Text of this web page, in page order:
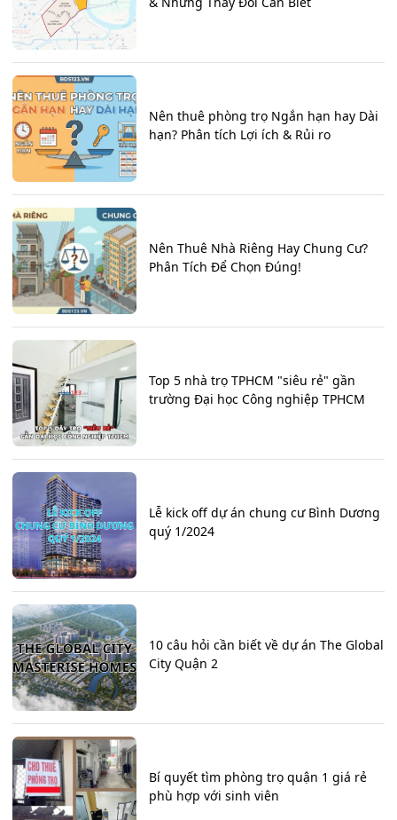
Nên thuê phòng trọ Ngắn hạn hay Dài
hạn? Phân tích Lợi ích & Rủi ro
Nên Thuê Nhà Riêng Hay Chung Cư?
Phân Tích Để Chọn Đúng!
Top 5 nhà trọ TPHCM "siêu rẻ" gần
trường Đại học Công nghiệp TPHCM
Lễ kick off dự án chung cư Bình Dương
quý 1/2024
10 câu hỏi cần biết về dự án The Global
City Quận 2
Bí quyết tìm phòng trọ quận 1 giá rẻ
phù hợp với sinh viên